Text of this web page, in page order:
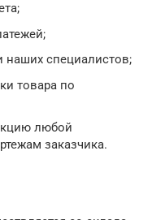
наших специалистов;
товара по
любой
заказчика.